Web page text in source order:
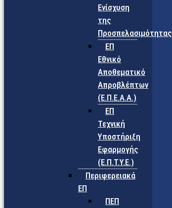
Ενίσχυση
της
Προσπελασιμότητας
ΕΠ
Εθνικό
Αποθεματικό
Απροβλέπτων
(Ε.Π.Ε.Α.Α.)
ΕΠ
Τεχνική
Υποστήριξη
Εφαρμογής
(Ε.Π.Τ.Υ.Ε.)
Περιφερειακά
ΕΠ
ΠΕΠ